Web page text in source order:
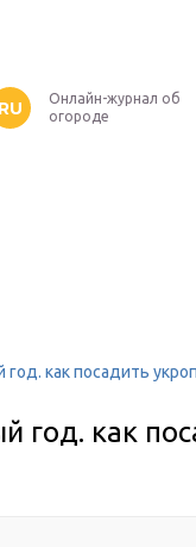
RU
Онлайн-журнал об
огороде
как посадить
год. как